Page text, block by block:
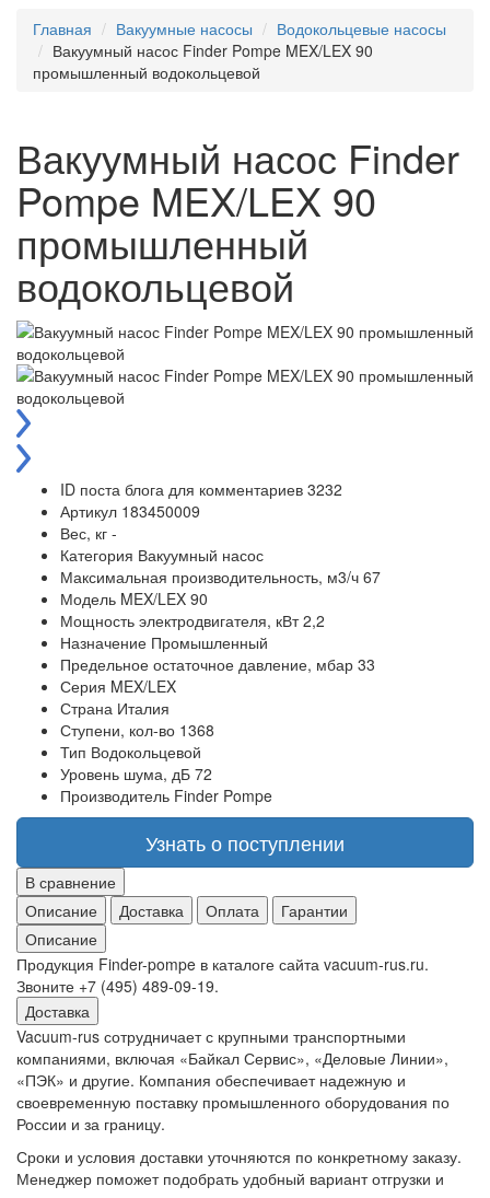
Главная
Вакуумные насосы
Водокольцевые насосы
Вакуумный насос Finder Pompe MEX/LEX 90
промышленный водокольцевой
Вакуумный насос Finder
Pompe MEX/LEX 90
промышленный
водокольцевой
ID поста блога для комментариев 3232
Артикул 183450009
Вес, кг -
Категория Вакуумный насос
Максимальная производительность, м3/ч 67
Модель MEX/LEX 90
Мощность электродвигателя, кВт 2,2
Назначение Промышленный
Предельное остаточное давление, мбар 33
Серия MEX/LEX
Страна Италия
Ступени, кол-во 1368
Тип Водокольцевой
Уровень шума, дБ 72
Производитель Finder Pompe
Узнать о поступлении
В сравнение
Описание
Доставка Оплата
Гарантии
Описание
Продукция Finder-pompe в каталоге сайта vacuum-rus.ru.
Звоните +7 (495) 489-09-19.
Доставка
Vacuum-rus сотрудничает с крупными транспортными
компаниями, включая «Байкал Сервис», «Деловые Линии»,
«ПЭК» и другие. Компания обеспечивает надежную и
своевременную поставку промышленного оборудования по
России и за границу.
Сроки и условия доставки уточняются по конкретному заказу.
Менеджер поможет подобрать удобный вариант отгрузки и